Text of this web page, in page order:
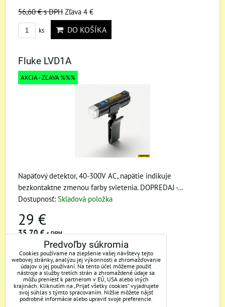
56,60 €s DPH Zľava 4 €
ks DO KOŠÍKA
Fluke LVD1A
AKCIA - ZĽAVA %%%
Napäťový detektor, 40-300V AC, napätie indikuje
bezkontaktne zmenou farby svietenia. DOPREDAJ -...
Dostupnosť: Skladová položka
29 €
35,70 €s DPH
60,30 €s DPH Zľava 24,60 €
ks DO KOŠÍKA
Fluke LVD2
Predvoľby súkromia
Cookies používame na zlepšenie vašej návštevy tejto
webovej stránky, analýzu jej výkonnosti a zhromažďovanie
údajov o jej používaní. Na tento účel môžeme použiť
nástroje a služby tretích strán a zhromaždené údaje sa
môžu preniesť k partnerom v EÚ, USA alebo iných
krajinách. Kliknutím na „Prijať všetky cookies“ vyjadrujete
svoj súhlas s týmto spracovaním. Nižšie môžete nájsť
podrobné informácie alebo upraviť svoje preferencie.